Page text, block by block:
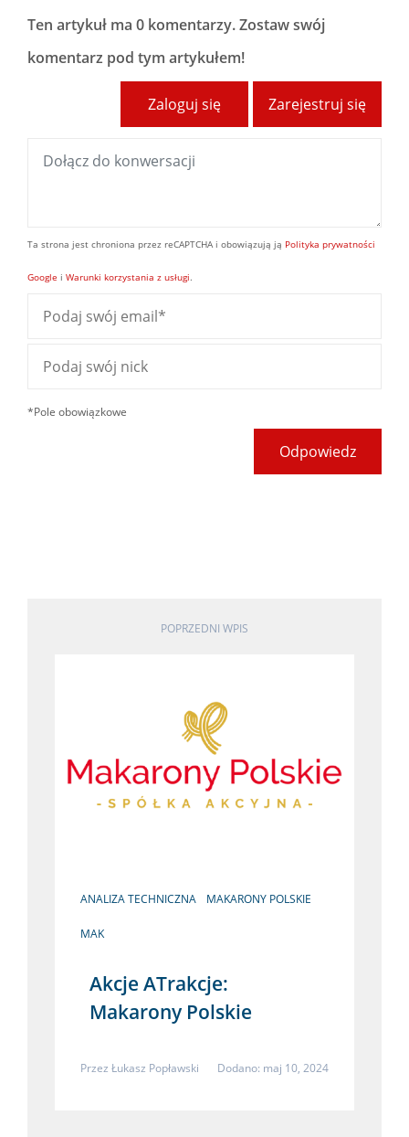
Ten artykuł ma 0 komentarzy. Zostaw swój
komentarz pod tym artykułem!
Zarejestruj się
Zaloguj się
Ta strona jest chroniona przez reCAPTCHA i obowiązują ją Polityka prywatności
Google i Warunki korzystania z usługi.
*Pole obowiązkowe
Odpowiedz
POPRZEDNI WPIS
ANALIZA TECHNICZNA MAKARONY POLSKIE
MAK
Akcje ATrakcje:
Makarony Polskie
Przez Łukasz Popławski Dodano: maj 10, 2024